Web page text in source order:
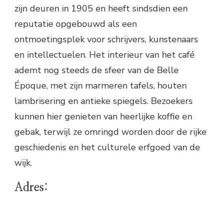
zijn deuren in 1905 en heeft sindsdien een
reputatie opgebouwd als een
ontmoetingsplek voor schrijvers, kunstenaars
en intellectuelen. Het interieur van het café
ademt nog steeds de sfeer van de Belle
Époque, met zijn marmeren tafels, houten
lambrisering en antieke spiegels. Bezoekers
kunnen hier genieten van heerlijke koffie en
gebak, terwijl ze omringd worden door de rijke
geschiedenis en het culturele erfgoed van de
wijk.
Adres: